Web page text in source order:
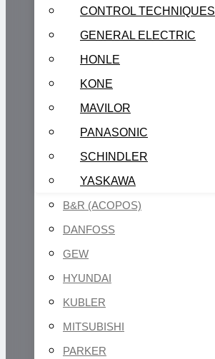
CONTROL TECHNIQUES
GENERAL ELECTRIC
HONLE
KONE
MAVILOR
PANASONIC
SCHINDLER
YASKAWA
B&R (ACOPOS)
DANFOSS
GEW
HYUNDAI
KUBLER
MITSUBISHI
PARKER